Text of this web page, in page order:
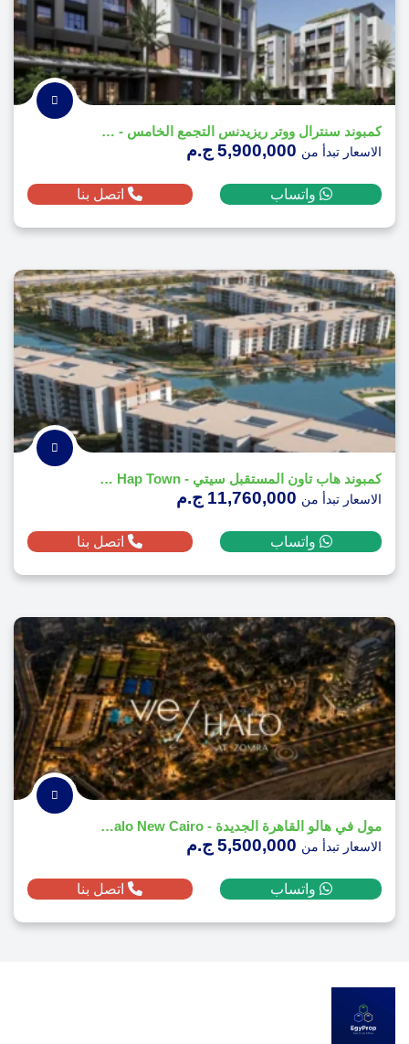
كمبوند سنترال ووتر ريزيدنس التجمع الخامس - Central Water Residences
الاسعار تبدأ من
واتساب اتصل بنا
كمبوند هاب تاون المستقبل سيتي - Compound Hap Town
الاسعار تبدأ من
واتساب اتصل بنا
مول في هالو القاهرة الجديدة - Vie Halo New Cairo
الاسعار تبدأ من
واتساب اتصل بنا